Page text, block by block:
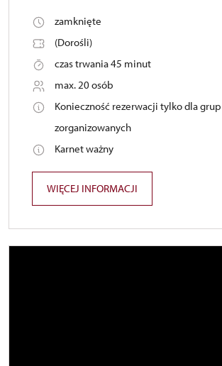
zamknięte
(Dorośli)
czas trwania 45 minut
max. 20 osób
Konieczność rezerwacji tylko dla grup
zorganizowanych
Karnet ważny
WIĘCEJ INFORMACJI